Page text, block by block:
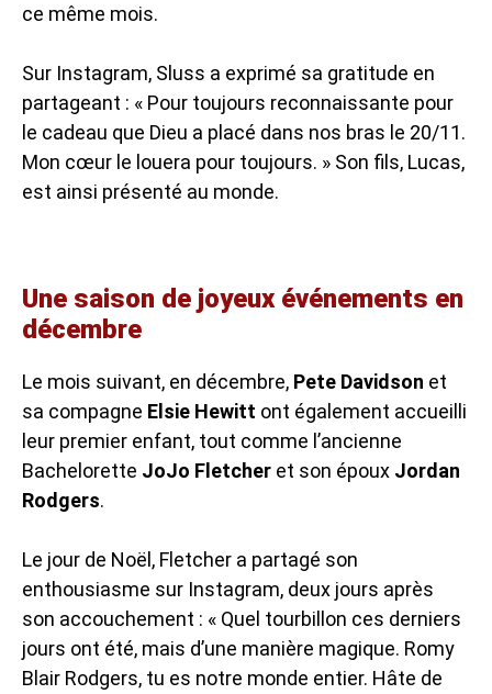
ce même mois.
Sur Instagram, Sluss a exprimé sa gratitude en
partageant : « Pour toujours reconnaissante pour
le cadeau que Dieu a placé dans nos bras le 20/11.
Mon cœur le louera pour toujours. » Son fils, Lucas,
est ainsi présenté au monde.
Une saison de joyeux événements en
décembre
Le mois suivant, en décembre, Pete Davidson et
sa compagne Elsie Hewitt ont également accueilli
leur premier enfant, tout comme l’ancienne
Bachelorette JoJo Fletcher et son époux Jordan
Rodgers.
Le jour de Noël, Fletcher a partagé son
enthousiasme sur Instagram, deux jours après
son accouchement : « Quel tourbillon ces derniers
jours ont été, mais d’une manière magique. Romy
Blair Rodgers, tu es notre monde entier. Hâte de